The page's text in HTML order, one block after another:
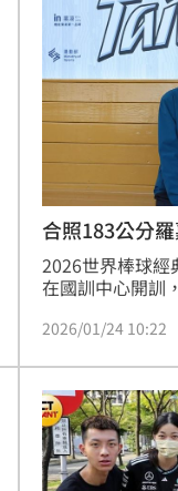
合照183公分
2026世界棒球經
在國訓中心開訓
「探班、追星」
到」，不料除了
留言一句，陳傑
2026/01/24 10:22